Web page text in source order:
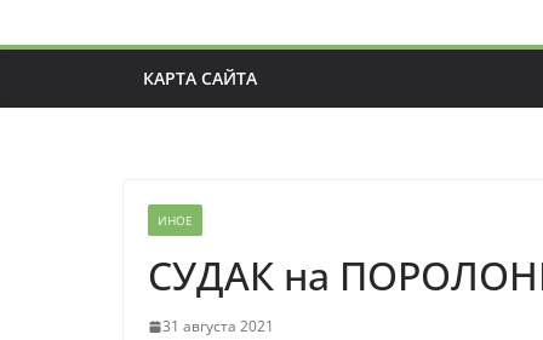
КАРТА САЙТА
ИНОЕ
СУДАК на
31 августа 2021